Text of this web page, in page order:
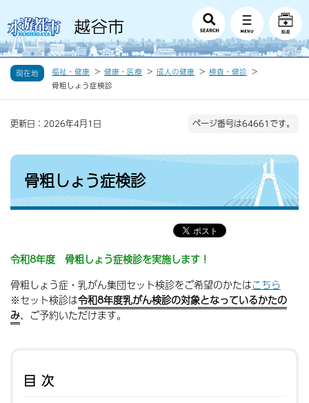
現在地 福祉・健康 健康・医療 成人の健康
検査・健診
骨粗しょう症検診
更新日：2026年4月1日 ページ番号は64661です。
骨粗しょう症検診
令和8年度 骨粗しょう症検診を実施します！
骨粗しょう症・乳がん集団セット検診をご希望のかたはこちら
※セット検診は令和8年度乳がん検診の対象となっているかたの
み、ご予約いただけます。
目次